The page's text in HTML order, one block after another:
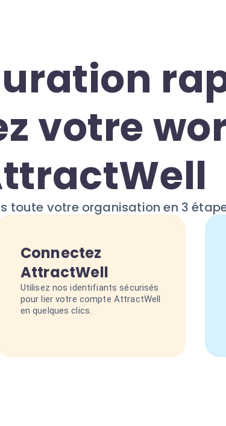
votre
toute votre organisation en 3
Connectez
AttractWell
Utilisez nos identifiants sécurisés
pour lier votre compte AttractWell
en quelques clics.